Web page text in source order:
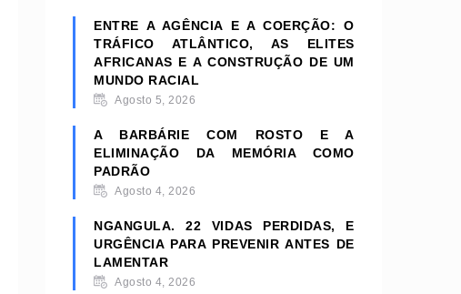
ENTRE A AGÊNCIA E A COERÇÃO: O
TRÁFICO ATLÂNTICO, AS ELITES
AFRICANAS E A CONSTRUÇÃO DE UM
MUNDO RACIAL
Agosto 5, 2026
A BARBÁRIE COM ROSTO E A
ELIMINAÇÃO DA MEMÓRIA COMO
PADRÃO
Agosto 4, 2026
NGANGULA. 22 VIDAS PERDIDAS, E
URGÊNCIA PARA PREVENIR ANTES DE
LAMENTAR
Agosto 4, 2026